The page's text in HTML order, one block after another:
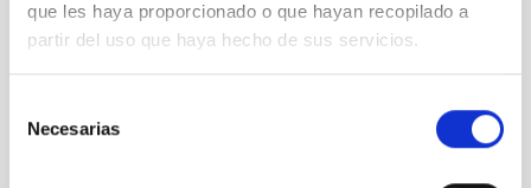
que les haya proporcionado o que hayan recopilado a
partir del uso que haya hecho de sus servicios.
Necesarias